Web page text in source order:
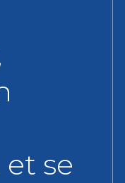
se